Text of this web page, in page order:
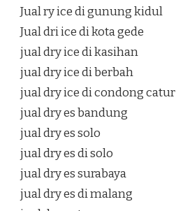
Jual ry ice di gunung kidul
Jual dri ice di kota gede
jual dry ice di kasihan
jual dry ice di berbah
jual dry ice di condong catur
jual dry es bandung
jual dry es solo
jual dry es di solo
jual dry es surabaya
jual dry es di malang